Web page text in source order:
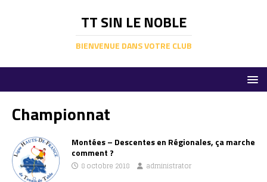
TT SIN LE NOBLE
BIENVENUE DANS VOTRE CLUB
Championnat
Montées – Descentes en Régionales, ça marche
comment ?
8 octobre 2018 administrator